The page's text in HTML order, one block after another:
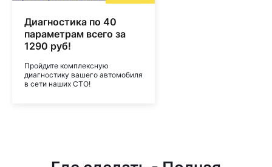
Диагностика по 40
параметрам всего за
1290 руб!
Пройдите комплексную
диагностику вашего автомобиля
в сети наших СТО!